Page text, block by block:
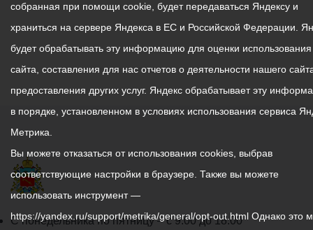
График
С понедельника по пятницу – с 9.00 до 18.00
собранная при помощи cookie, будет передаваться Яндексу и
храниться на сервере Яндекса в ЕС и Российской Федерации.
будет обрабатывать эту информацию для оценки
сайта, составления для нас отчетов о деятельности нашего
предоставления других услуг. Яндекс обрабатывает эту
в порядке, установленном в условиях использования сервиса
Метрика.
Вы можете отказаться от использования cookies, выбрав
соответствующие настройки в браузере. Также вы можете
использовать инструмент —
https://yandex.ru/support/metrika/general/opt-out.html Однако это